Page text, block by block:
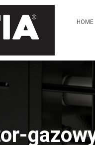
HOME